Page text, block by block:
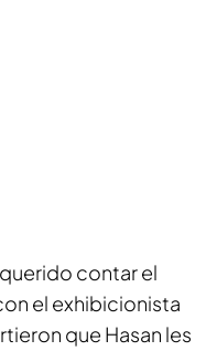
contar el
el exhibicionista
que Hasan les